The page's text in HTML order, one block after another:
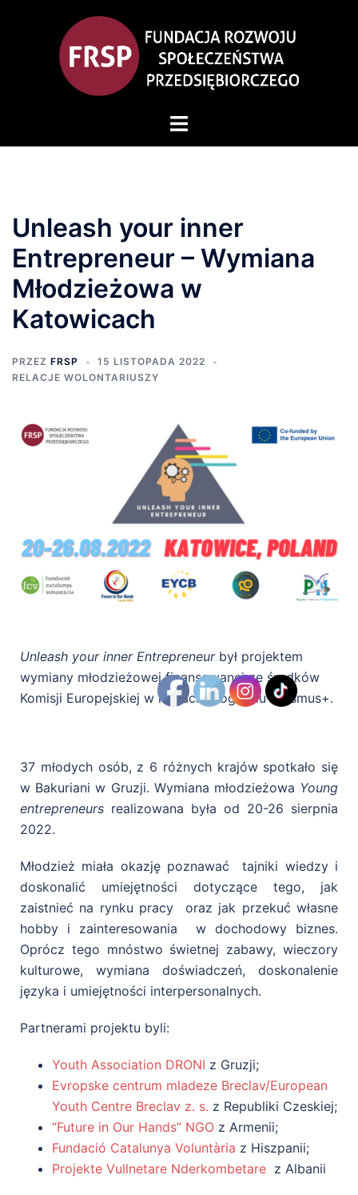
Unleash your inner
Entrepreneur – Wymiana
Młodzieżowa w
Katowicach
PRZEZ FRSP
15 LISTOPADA 2022
RELACJE WOLONTARIUSZY
Unleash your inner Entrepreneurbył projektem
wymiany młodzieżowej finansowanej ze środków
Komisji Europejskiej w ramach Programu Erasmus+.
37 młodych osób, z 6 różnych krajów spotkało się
w Bakuriani w Gruzji. Wymiana młodzieżowa Young
entrepreneurs realizowana była od 20-26 sierpnia
2022.
Młodzież miała okazję poznawać tajniki wiedzy i
doskonalić umiejętności dotyczące tego, jak
zaistnieć na rynku pracy oraz jak przekuć własne
hobby i zainteresowania w dochodowy biznes.
Oprócz tego mnóstwo świetnej zabawy, wieczory
kulturowe, wymiana doświadczeń, doskonalenie
języka i umiejętności interpersonalnych.
Partnerami projektu byli:
Youth Association DRONI z Gruzji;
Evropske centrum mladeze Breclav/European
Youth Centre Breclav z. s. z Republiki Czeskiej;
“Future in Our Hands” NGO z Armenii;
Fundació Catalunya Voluntària z Hiszpanii;
Projekte Vullnetare Nderkombetare z Albanii